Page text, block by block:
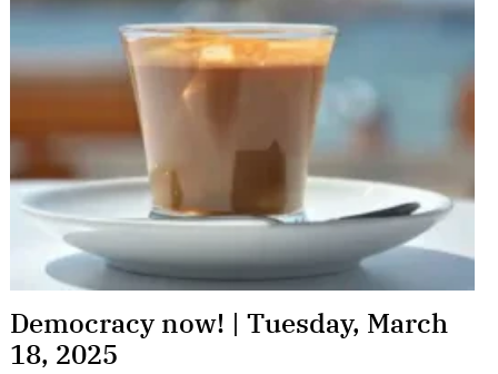
Democracy now! | Tuesday, March
18, 2025